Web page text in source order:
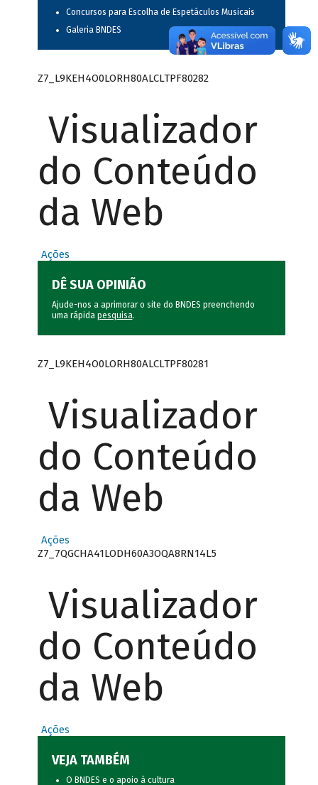
Concursos para Escolha de Espetáculos Musicais
Galeria BNDES
Z7_L9KEH4O0LORH80ALCLTPF80282
Visualizador
do Conteúdo
da Web
Ações
DÊ SUA OPINIÃO
Ajude-nos a aprimorar o site do BNDES preenchendo
uma rápida pesquisa.
Z7_L9KEH4O0LORH80ALCLTPF80281
Visualizador
do Conteúdo
da Web
Ações
Z7_7QGCHA41LODH60A3OQA8RN14L5
Visualizador
do Conteúdo
da Web
Ações
VEJA TAMBÉM
O BNDES e o apoio à cultura